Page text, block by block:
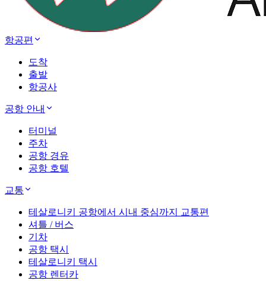
항공편
도착
출발
항공사
공항 안내
터미널
주차
공항 경유
공항 호텔
교통
테살로니키 공항에서 시내 중심까지 교통편
셔틀 / 버스
기차
공항 택시
테살로니키 택시
공항 렌터카